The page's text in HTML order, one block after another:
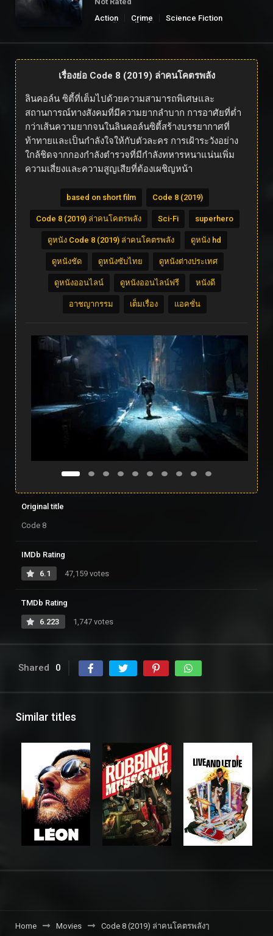
Action
Crime
Science Fiction
เรื่องย่อ Code 8 (2019) ล่าคนโคตรพลัง
ลินคอล์น ซิตี้ที่เต็มไปด้วยความสามารถพิเศษและ
สถานการณ์ทางสังคมที่มีความยากลำบาก การอาศัยที่ต่ำ
กว่าเส้นความยากจนในลินคอล์นซิตี้สร้างบรรยากาศที่
ท้าทายและเป็นกำลังใจให้กับตัวละคร การเฝ้าระวังอย่าง
ใกล้ชิดจากกองกำลังตำรวจที่มีกำลังทหารหนาแน่นเพิ่ม
ความเสี่ยงและความสูญเสียที่ต้องเผชิญหน้า
based on short film Code 8 (2019)
Code 8 (2019) ล่าคนโคตรพลัง Sci-Fi superhero
ดูหนัง Code 8 (2019) ล่าคนโคตรพลัง ดูหนัง hd
ดูหนังชัด ดูหนังซับไทย ดูหนังต่างประเทศ
ดูหนังออนไลน์ ดูหนังออนไลน์ฟรี หนังดี
อาชญากรรม เต็มเรื่อง แอคชั่น
Original title
Code 8
IMDb Rating
6.1 47,159 votes
TMDb Rating
6.223 1,747 votes
Shared 0
Similar titles
Home Movies Code 8 (2019) ล่าคนโคตรพลังๅ